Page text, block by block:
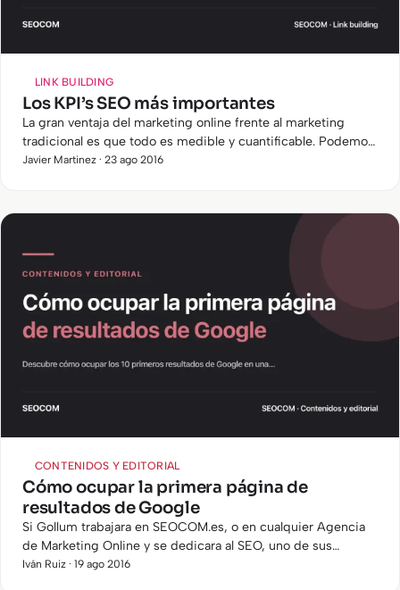
LINK BUILDING
Los KPI’s SEO más importantes
La gran ventaja del marketing online frente al marketing
tradicional es que todo es medible y cuantificable. Podemos
conocer la evolución de nuestro proyecto gracias a las…
Javier Martinez · 23 ago 2016
CONTENIDOS Y EDITORIAL
Cómo ocupar la primera página de
resultados de Google
Si Gollum trabajara en SEOCOM.es, o en cualquier Agencia
de Marketing Online y se dedicara al SEO, uno de sus
grandes tesoros sería conocer cómo ocupar la primera
Iván Ruiz · 19 ago 2016